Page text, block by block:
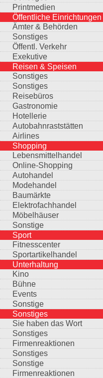
Printmedien
Öffentliche Einrichtungen
Ämter & Behörden
Sonstiges
Öffentl. Verkehr
Exekutive
Reisen & Speisen
Sonstiges
Sonstiges
Reisebüros
Gastronomie
Hotellerie
Autobahnraststätten
Airlines
Shopping
Lebensmittelhandel
Online-Shopping
Autohandel
Modehandel
Baumärkte
Elektrofachhandel
Möbelhäuser
Sonstige
Sport
Fitnesscenter
Sportartikelhandel
Unterhaltung
Kino
Bühne
Events
Sonstige
Sonstiges
Sie haben das Wort
Sonstiges
Firmenreaktionen
Sonstiges
Sonstige
Firmenreaktionen